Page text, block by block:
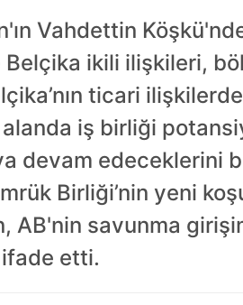
Vahdettin
Belçika ikili ilişkileri,
ticari
iş birliği
devam edeceklerini
Birliği’nin yeni
savunma
etti.